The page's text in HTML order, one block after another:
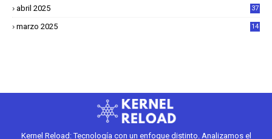
abril 2025
37
marzo 2025
14
Kernel Reload: Tecnología con un enfoque distinto. Analizamos el